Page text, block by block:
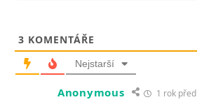
3 KOMENTÁŘE
Nejstarší
Anonymous 1 rok před